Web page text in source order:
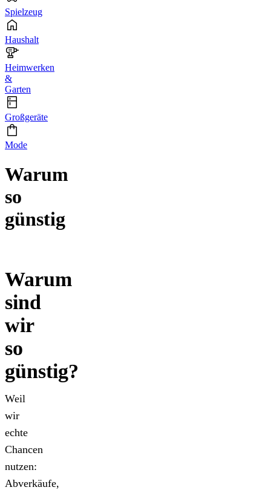
Spielzeug
Haushalt
Heimwerken
&
Garten
Großgeräte
Mode
Warum
so
günstig
Warum
sind
wir
so
günstig?
Weil
wir
echte
Chancen
nutzen:
Abverkäufe,